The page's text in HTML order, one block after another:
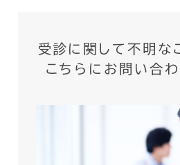
受診に関して不明な
こちらにお問い合わ